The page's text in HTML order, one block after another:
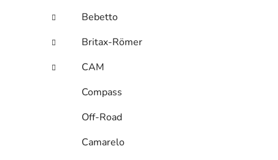
Bebetto
Britax-Römer
CAM
Compass
Off-Road
Camarelo